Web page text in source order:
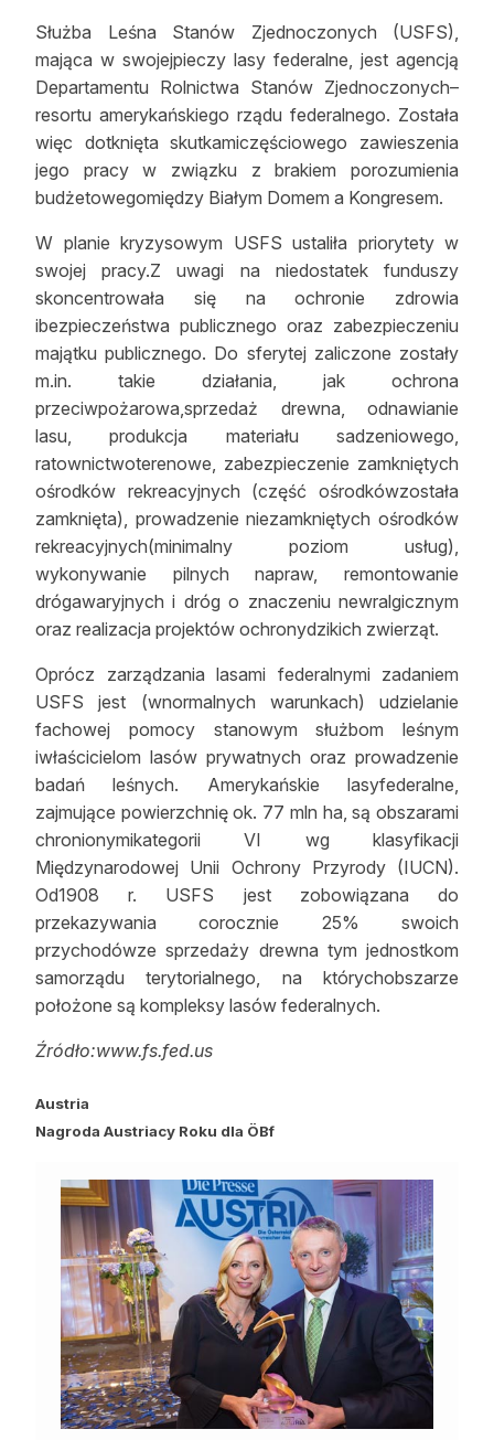
Zostań autorem
Archiwum
Kontakt
Służba Leśna Stanów Zjednoczonych (USFS),
mająca w swojejpieczy lasy federalne, jest agencją
Departamentu Rolnictwa Stanów Zjednoczonych–
resortu amerykańskiego rządu federalnego. Została
więc dotknięta skutkamiczęściowego zawieszenia
jego pracy w związku z brakiem porozumienia
budżetowegomiędzy Białym Domem a Kongresem.
W planie kryzysowym USFS ustaliła priorytety w
swojej pracy.Z uwagi na niedostatek funduszy
skoncentrowała się na ochronie zdrowia
ibezpieczeństwa publicznego oraz zabezpieczeniu
majątku publicznego. Do sferytej zaliczone zostały
m.in. takie działania, jak ochrona
przeciwpożarowa,sprzedaż drewna, odnawianie
lasu, produkcja materiału sadzeniowego,
ratownictwoterenowe, zabezpieczenie zamkniętych
ośrodków rekreacyjnych (część ośrodkówzostała
zamknięta), prowadzenie niezamkniętych ośrodków
rekreacyjnych(minimalny poziom usług),
wykonywanie pilnych napraw, remontowanie
drógawaryjnych i dróg o znaczeniu newralgicznym
oraz realizacja projektów ochronydzikich zwierząt.
Oprócz zarządzania lasami federalnymi zadaniem
USFS jest (wnormalnych warunkach) udzielanie
fachowej pomocy stanowym służbom leśnym
iwłaścicielom lasów prywatnych oraz prowadzenie
badań leśnych. Amerykańskie lasyfederalne,
zajmujące powierzchnię ok. 77 mln ha, są obszarami
chronionymikategorii VI wg klasyfikacji
Międzynarodowej Unii Ochrony Przyrody (IUCN).
Od1908 r. USFS jest zobowiązana do
przekazywania corocznie 25% swoich
przychodówze sprzedaży drewna tym jednostkom
samorządu terytorialnego, na którychobszarze
położone są kompleksy lasów federalnych.
Źródło:www.fs.fed.us
Austria
Nagroda Austriacy Roku dla ÖBf